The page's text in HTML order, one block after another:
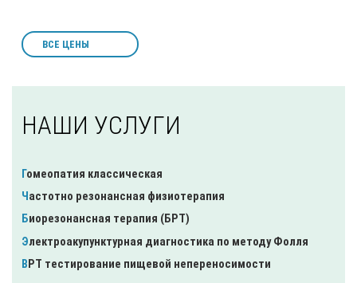
ВСЕ ЦЕНЫ
НАШИ УСЛУГИ
Гомеопатия классическая
Частотно резонансная физиотерапия
Биорезонансная терапия (БРТ)
Электроакупунктурная диагностика по методу Фолля
ВРТ тестирование пищевой непереносимости